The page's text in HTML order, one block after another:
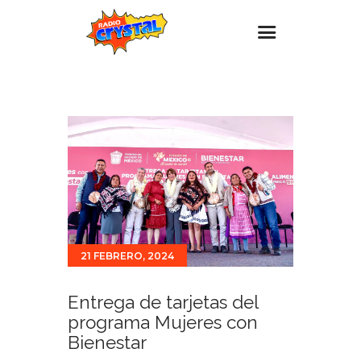
Estaciones
Eventos
Promociones
Noticias
Para ti
Contacto
21 FEBRERO, 2024
Entrega de tarjetas del
programa Mujeres con
Bienestar